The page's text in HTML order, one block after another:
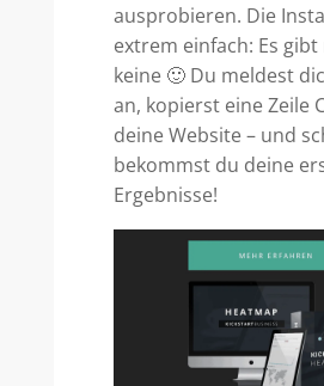
ausprobieren. Die
extrem einfach: Es
keine 🙂 Du meldest
an, kopierst eine Zeile
deine Website – und
bekommst du deine
Ergebnisse!